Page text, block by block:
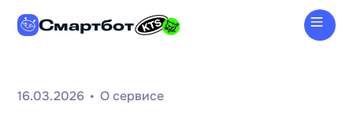
Смартбот
16.03.2026 • О сервисе